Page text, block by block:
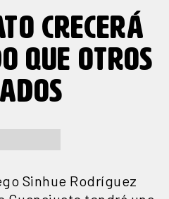
CRECERÁ
QUE OTROS
Sinhue Rodríguez